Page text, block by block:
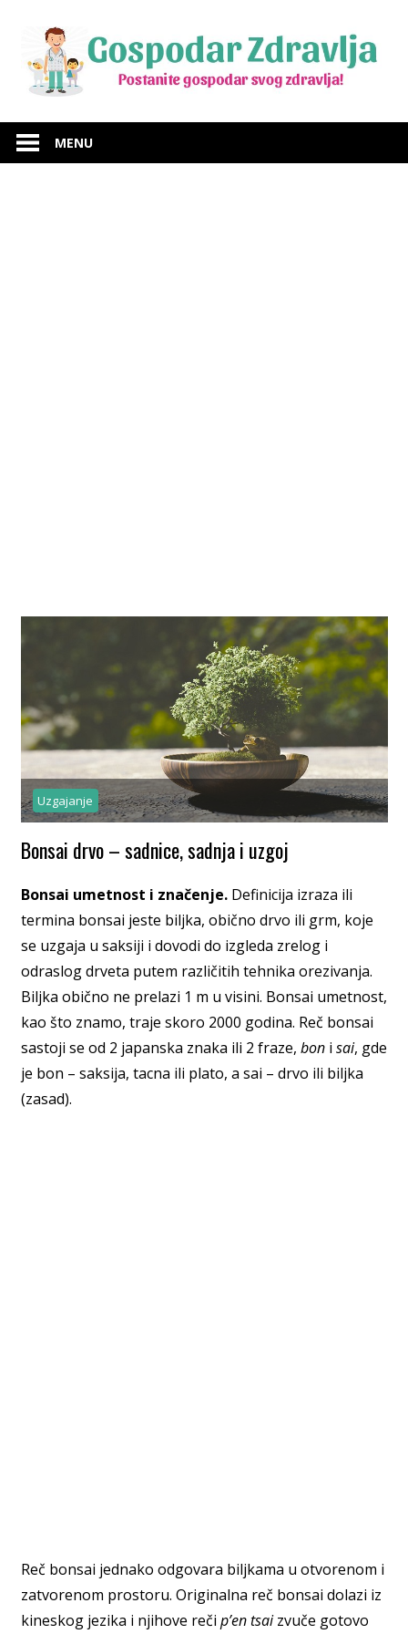
content
Gospodar
Zdravlja
gospodar
svog
MENU
Uzgajanje
Bonsai drvo – sadnice, sadnja i uzgoj
Bonsai umetnost i značenje.Definicija izraza ili
termina bonsai jeste biljka, obično drvo ili grm, koje
se uzgaja u saksiji i dovodi do izgleda zrelog i
odraslog drveta putem različitih tehnika orezivanja.
Biljka obično ne prelazi 1 m u visini. Bonsai umetnost,
kao što znamo, traje skoro 2000 godina. Reč bonsai
sastoji se od 2 japanska znaka ili 2 fraze, boni sai, gde
je bon – saksija, tacna ili plato, a sai – drvo ili biljka
(zasad).
Reč bonsai jednako odgovara biljkama u otvorenom i
zatvorenom prostoru. Originalna reč bonsai dolazi iz
kineskog jezika i njihove reči p’en tsaizvuče gotovo